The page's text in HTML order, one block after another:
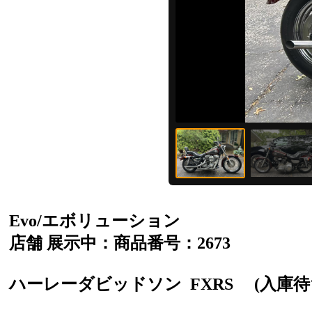
Evo/エボリューション
店舗 展示中：商品番号：2673
ハーレーダビッドソン FXRS (入庫待